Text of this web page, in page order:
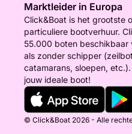
Marktleider in Europa
Click&Boat is het grootste
particuliere bootverhuur.
55.000 boten beschikbaar
als zonder schipper
catamarans, sloepen,
jouw ideale boot!
© Click&Boat 2026 - Alle